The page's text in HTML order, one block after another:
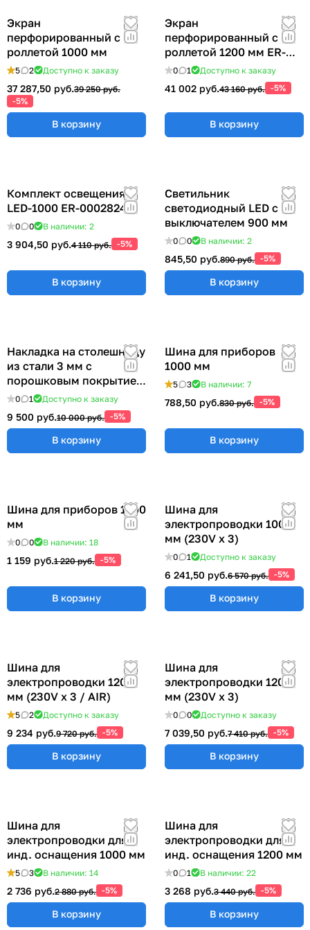
Экран
перфорированный с
роллетой 1000 мм
5 2 Доступно к заказу
37 287,50 руб.39 250 руб.
-5%
В корзину
Экран
перфорированный с
роллетой 1200 мм ER-
00022417
0 1 Доступно к заказу
41 002 руб.43 160 руб. -5%
В корзину
Комплект освещения
LED-1000 ER-00028248
0 0 В наличии: 2
3 904,50 руб.4 110 руб. -5%
В корзину
Светильник
светодиодный LED с
выключателем 900 мм
0 0 В наличии: 2
845,50 руб.890 руб. -5%
В корзину
Накладка на столешницу
из стали 3 мм с
порошковым покрытием
(ширина 1310 мм) ER-
0 1 Доступно к заказу
9 500 руб.10 000 руб. -5%
В корзину
Шина для приборов
1000 мм
5 3 В наличии: 7
788,50 руб.830 руб. -5%
В корзину
Шина для приборов 1200
мм
0 0 В наличии: 18
1 159 руб.1 220 руб. -5%
В корзину
Шина для
электропроводки 1000
мм (230V x 3)
0 1 Доступно к заказу
6 241,50 руб.6 570 руб. -5%
В корзину
Шина для
электропроводки 1200
мм (230V x 3 / AIR)
5 2 Доступно к заказу
9 234 руб.9 720 руб. -5%
В корзину
Шина для
электропроводки 1200
мм (230V x 3)
0 0 Доступно к заказу
7 039,50 руб.7 410 руб. -5%
В корзину
Шина для
электропроводки для
инд. оснащения 1000 мм
5 3 В наличии: 14
2 736 руб.2 880 руб. -5%
В корзину
Шина для
электропроводки для
инд. оснащения 1200 мм
0 1 В наличии: 22
3 268 руб.3 440 руб. -5%
В корзину